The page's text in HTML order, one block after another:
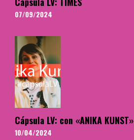
07/09/2024
Cápsula LV: con «ANIKA KUNST»
10/04/2024